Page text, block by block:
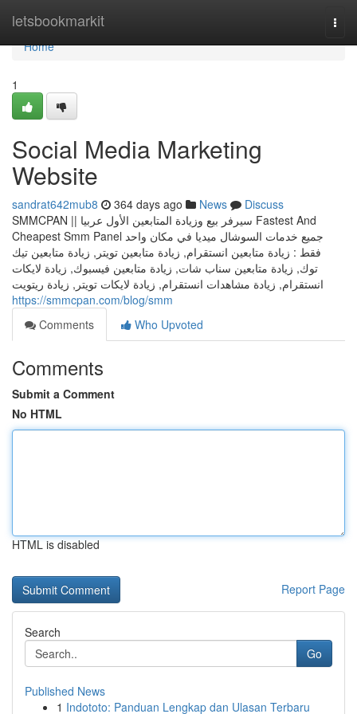
letsbookmarkit
Home
Home
1
Social Media Marketing
Website
sandrat642mub8 364 days ago News
Discuss
SMMCPAN || سيرفر بيع وزيادة المتابعين الأول عربيا Fastest And
Cheapest Smm Panel جميع خدمات السوشال ميديا في مكان واحد
فقط : زيادة متابعين انستقرام, زيادة متابعين تويتر, زيادة متابعين تيك
توك, زيادة متابعين سناب شات, زيادة متابعين فيسبوك, زيادة لايكات
انستقرام, زيادة مشاهدات انستقرام, زيادة لايكات تويتر, زيادة ريتويت
https://smmcpan.com/blog/smm
Comments
Who Upvoted
Comments
Submit a Comment
No HTML
HTML is disabled
Report Page
Search
Go
Published News
1 Indototo: Panduan Lengkap dan Ulasan Terbaru